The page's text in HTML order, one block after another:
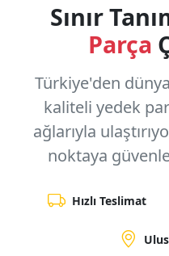
Sınır
Parça
Türkiye'den
kaliteli yedek
ağlarıyla
noktaya
Hızlı Teslimat